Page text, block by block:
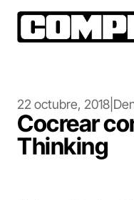
22 octubre, 2018
Cocrear
Thinking